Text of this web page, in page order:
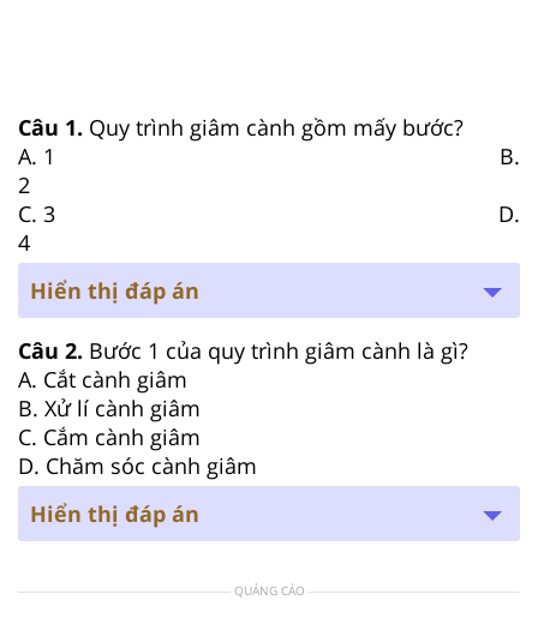
Câu 1. Quy trình giâm cành gồm mấy bước?
A. 1 B.
2
C. 3 D.
4
Hiển thị đáp án
Câu 2. Bước 1 của quy trình giâm cành là gì?
A. Cắt cành giâm
B. Xử lí cành giâm
C. Cắm cành giâm
D. Chăm sóc cành giâm
Hiển thị đáp án
QUẢNG CÁO